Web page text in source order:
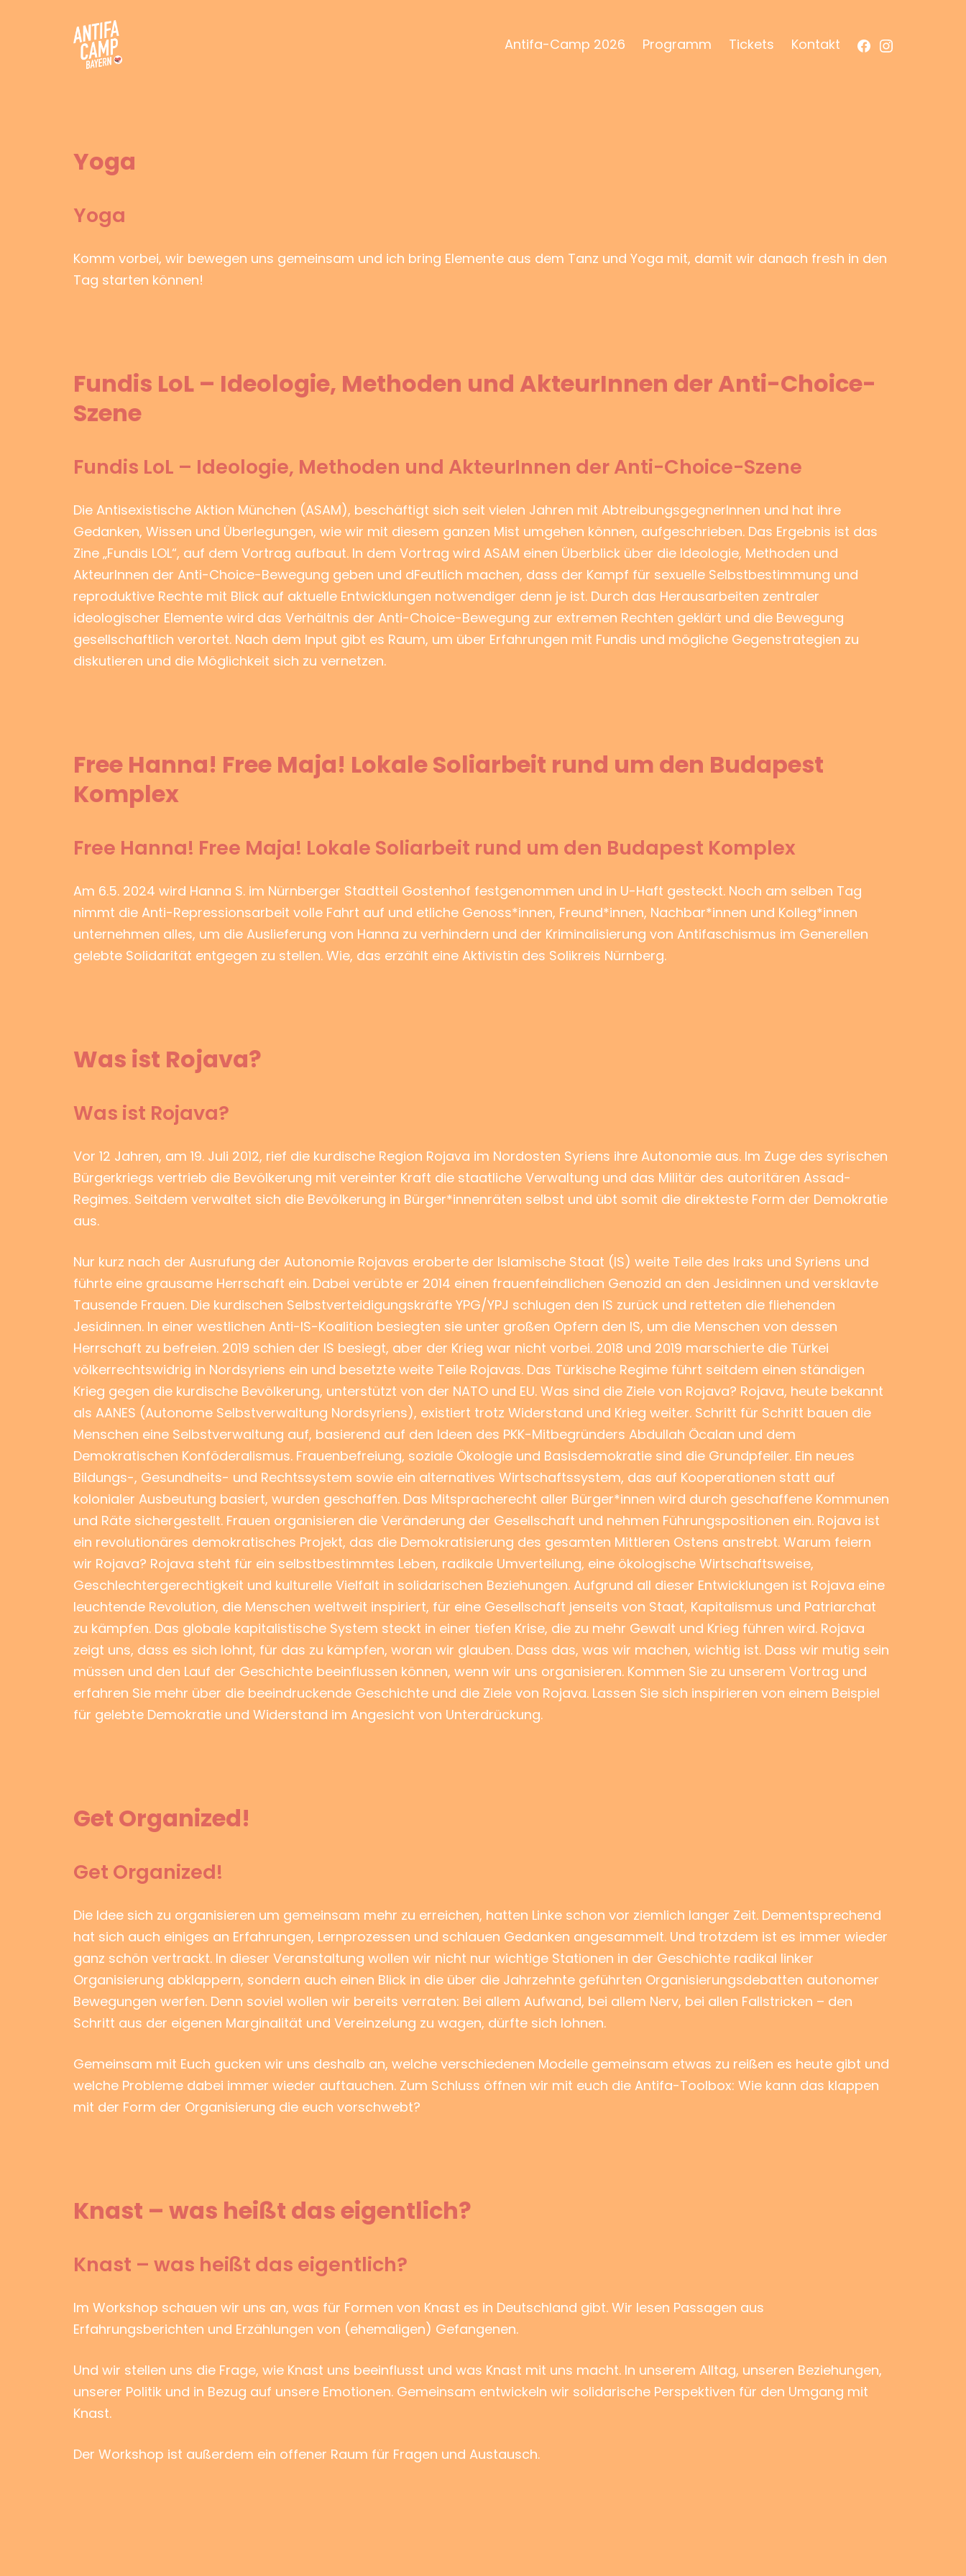
Antifa-Camp 2026 Programm Tickets Kontakt Facebook
Instagram
Yoga
Yoga
Komm vorbei, wir bewegen uns gemeinsam und ich bring Elemente aus dem Tanz und Yoga mit, damit wir danach fresh in den
Tag starten können!
Fundis LoL – Ideologie, Methoden und AkteurInnen der Anti-Choice-
Szene
Fundis LoL – Ideologie, Methoden und AkteurInnen der Anti-Choice-Szene
Die Antisexistische Aktion München (ASAM), beschäftigt sich seit vielen Jahren mit AbtreibungsgegnerInnen und hat ihre
Gedanken, Wissen und Überlegungen, wie wir mit diesem ganzen Mist umgehen können, aufgeschrieben. Das Ergebnis ist das
Zine „Fundis LOL“, auf dem Vortrag aufbaut. In dem Vortrag wird ASAM einen Überblick über die Ideologie, Methoden und
AkteurInnen der Anti-Choice-Bewegung geben und dFeutlich machen, dass der Kampf für sexuelle Selbstbestimmung und
reproduktive Rechte mit Blick auf aktuelle Entwicklungen notwendiger denn je ist. Durch das Herausarbeiten zentraler
ideologischer Elemente wird das Verhältnis der Anti-Choice-Bewegung zur extremen Rechten geklärt und die Bewegung
gesellschaftlich verortet. Nach dem Input gibt es Raum, um über Erfahrungen mit Fundis und mögliche Gegenstrategien zu
diskutieren und die Möglichkeit sich zu vernetzen.
Free Hanna! Free Maja! Lokale Soliarbeit rund um den Budapest
Komplex
Free Hanna! Free Maja! Lokale Soliarbeit rund um den Budapest Komplex
Am 6.5. 2024 wird Hanna S. im Nürnberger Stadtteil Gostenhof festgenommen und in U-Haft gesteckt. Noch am selben Tag
nimmt die Anti-Repressionsarbeit volle Fahrt auf und etliche Genoss*innen, Freund*innen, Nachbar*innen und Kolleg*innen
unternehmen alles, um die Auslieferung von Hanna zu verhindern und der Kriminalisierung von Antifaschismus im Generellen
gelebte Solidarität entgegen zu stellen. Wie, das erzählt eine Aktivistin des Solikreis Nürnberg.
Was ist Rojava?
Was ist Rojava?
Vor 12 Jahren, am 19. Juli 2012, rief die kurdische Region Rojava im Nordosten Syriens ihre Autonomie aus. Im Zuge des syrischen
Bürgerkriegs vertrieb die Bevölkerung mit vereinter Kraft die staatliche Verwaltung und das Militär des autoritären Assad-
Regimes. Seitdem verwaltet sich die Bevölkerung in Bürger*innenräten selbst und übt somit die direkteste Form der Demokratie
aus.
Nur kurz nach der Ausrufung der Autonomie Rojavas eroberte der Islamische Staat (IS) weite Teile des Iraks und Syriens und
führte eine grausame Herrschaft ein. Dabei verübte er 2014 einen frauenfeindlichen Genozid an den Jesidinnen und versklavte
Tausende Frauen. Die kurdischen Selbstverteidigungskräfte YPG/YPJ schlugen den IS zurück und retteten die fliehenden
Jesidinnen. In einer westlichen Anti-IS-Koalition besiegten sie unter großen Opfern den IS, um die Menschen von dessen
Herrschaft zu befreien. 2019 schien der IS besiegt, aber der Krieg war nicht vorbei. 2018 und 2019 marschierte die Türkei
völkerrechtswidrig in Nordsyriens ein und besetzte weite Teile Rojavas. Das Türkische Regime führt seitdem einen ständigen
Krieg gegen die kurdische Bevölkerung, unterstützt von der NATO und EU. Was sind die Ziele von Rojava? Rojava, heute bekannt
als AANES (Autonome Selbstverwaltung Nordsyriens), existiert trotz Widerstand und Krieg weiter. Schritt für Schritt bauen die
Menschen eine Selbstverwaltung auf, basierend auf den Ideen des PKK-Mitbegründers Abdullah Öcalan und dem
Demokratischen Konföderalismus. Frauenbefreiung, soziale Ökologie und Basisdemokratie sind die Grundpfeiler. Ein neues
Bildungs-, Gesundheits- und Rechtssystem sowie ein alternatives Wirtschaftssystem, das auf Kooperationen statt auf
kolonialer Ausbeutung basiert, wurden geschaffen. Das Mitspracherecht aller Bürger*innen wird durch geschaffene Kommunen
und Räte sichergestellt. Frauen organisieren die Veränderung der Gesellschaft und nehmen Führungspositionen ein. Rojava ist
ein revolutionäres demokratisches Projekt, das die Demokratisierung des gesamten Mittleren Ostens anstrebt. Warum feiern
wir Rojava? Rojava steht für ein selbstbestimmtes Leben, radikale Umverteilung, eine ökologische Wirtschaftsweise,
Geschlechtergerechtigkeit und kulturelle Vielfalt in solidarischen Beziehungen. Aufgrund all dieser Entwicklungen ist Rojava eine
leuchtende Revolution, die Menschen weltweit inspiriert, für eine Gesellschaft jenseits von Staat, Kapitalismus und Patriarchat
zu kämpfen. Das globale kapitalistische System steckt in einer tiefen Krise, die zu mehr Gewalt und Krieg führen wird. Rojava
zeigt uns, dass es sich lohnt, für das zu kämpfen, woran wir glauben. Dass das, was wir machen, wichtig ist. Dass wir mutig sein
müssen und den Lauf der Geschichte beeinflussen können, wenn wir uns organisieren. Kommen Sie zu unserem Vortrag und
erfahren Sie mehr über die beeindruckende Geschichte und die Ziele von Rojava. Lassen Sie sich inspirieren von einem Beispiel
für gelebte Demokratie und Widerstand im Angesicht von Unterdrückung.
Get Organized!
Get Organized!
Die Idee sich zu organisieren um gemeinsam mehr zu erreichen, hatten Linke schon vor ziemlich langer Zeit. Dementsprechend
hat sich auch einiges an Erfahrungen, Lernprozessen und schlauen Gedanken angesammelt. Und trotzdem ist es immer wieder
ganz schön vertrackt. In dieser Veranstaltung wollen wir nicht nur wichtige Stationen in der Geschichte radikal linker
Organisierung abklappern, sondern auch einen Blick in die über die Jahrzehnte geführten Organisierungsdebatten autonomer
Bewegungen werfen. Denn soviel wollen wir bereits verraten: Bei allem Aufwand, bei allem Nerv, bei allen Fallstricken – den
Schritt aus der eigenen Marginalität und Vereinzelung zu wagen, dürfte sich lohnen.
Gemeinsam mit Euch gucken wir uns deshalb an, welche verschiedenen Modelle gemeinsam etwas zu reißen es heute gibt und
welche Probleme dabei immer wieder auftauchen. Zum Schluss öffnen wir mit euch die Antifa-Toolbox: Wie kann das klappen
mit der Form der Organisierung die euch vorschwebt?
Knast – was heißt das eigentlich?
Knast – was heißt das eigentlich?
Im Workshop schauen wir uns an, was für Formen von Knast es in Deutschland gibt. Wir lesen Passagen aus
Erfahrungsberichten und Erzählungen von (ehemaligen) Gefangenen.
Und wir stellen uns die Frage, wie Knast uns beeinflusst und was Knast mit uns macht. In unserem Alltag, unseren Beziehungen,
unserer Politik und in Bezug auf unsere Emotionen. Gemeinsam entwickeln wir solidarische Perspektiven für den Umgang mit
Knast.
Der Workshop ist außerdem ein offener Raum für Fragen und Austausch.